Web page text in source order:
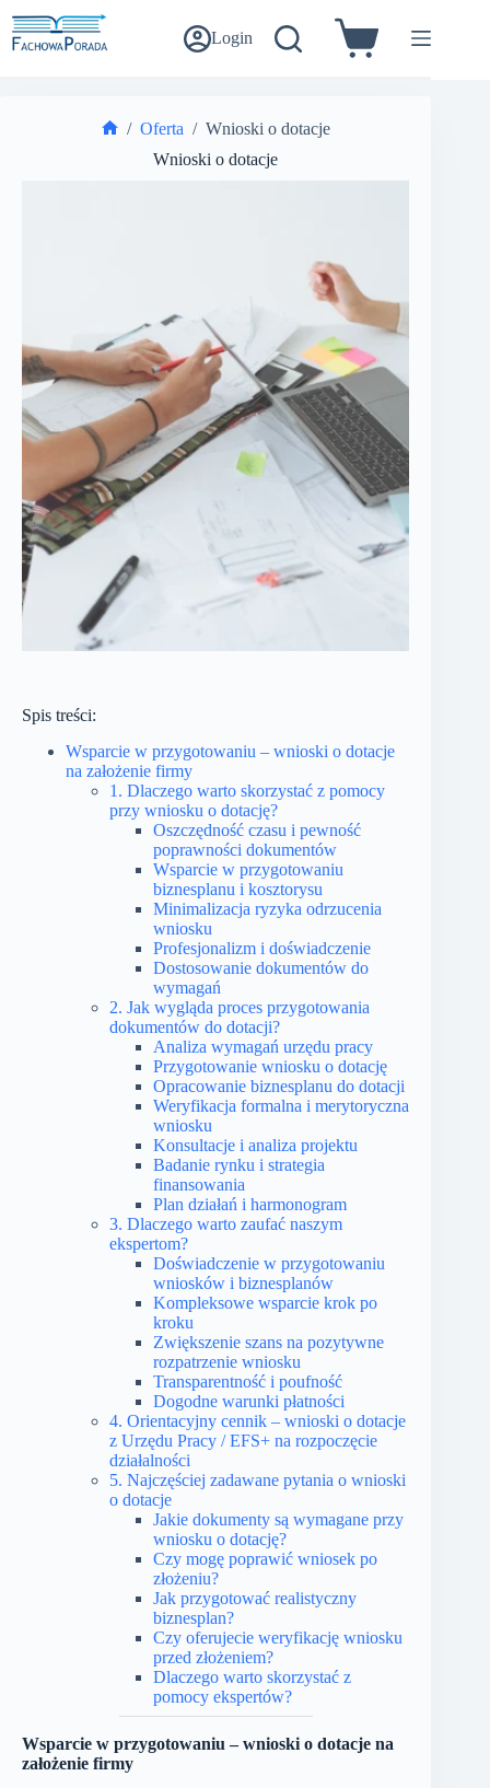
do
treści
Login Koszyk
główna
/ Oferta / Wnioski o dotacje
Wnioski o dotacje
Spis treści:
Wsparcie w przygotowaniu – wnioski o dotacje
na założenie firmy
1. Dlaczego warto skorzystać z pomocy
przy wniosku o dotację?
Oszczędność czasu i pewność
poprawności dokumentów
Wsparcie w przygotowaniu
biznesplanu i kosztorysu
Minimalizacja ryzyka odrzucenia
wniosku
Profesjonalizm i doświadczenie
Dostosowanie dokumentów do
wymagań
2. Jak wygląda proces przygotowania
dokumentów do dotacji?
Analiza wymagań urzędu pracy
Przygotowanie wniosku o dotację
Opracowanie biznesplanu do dotacji
Weryfikacja formalna i merytoryczna
wniosku
Konsultacje i analiza projektu
Badanie rynku i strategia
finansowania
Plan działań i harmonogram
3. Dlaczego warto zaufać naszym
ekspertom?
Doświadczenie w przygotowaniu
wniosków i biznesplanów
Kompleksowe wsparcie krok po
kroku
Zwiększenie szans na pozytywne
rozpatrzenie wniosku
Transparentność i poufność
Dogodne warunki płatności
4. Orientacyjny cennik – wnioski o dotacje
z Urzędu Pracy / EFS+ na rozpoczęcie
działalności
5. Najczęściej zadawane pytania o wnioski
o dotacje
Jakie dokumenty są wymagane przy
wniosku o dotację?
Czy mogę poprawić wniosek po
złożeniu?
Jak przygotować realistyczny
biznesplan?
Czy oferujecie weryfikację wniosku
przed złożeniem?
Dlaczego warto skorzystać z
pomocy ekspertów?
Wsparcie w przygotowaniu – wnioski o dotacje na
założenie firmy